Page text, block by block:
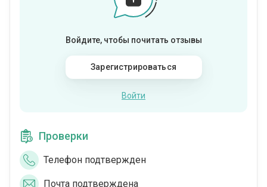
Войдите, чтобы почитать отзывы
Зарегистрироваться
Войти
Проверки
Телефон подтвержден
Почта подтверждена